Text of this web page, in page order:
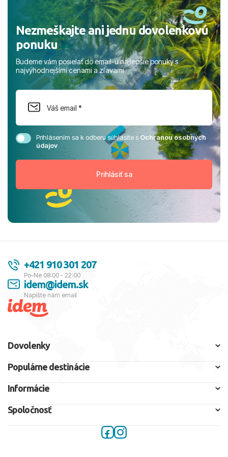
Nezmeškajte ani jednu dovolenkovú
ponuku
Budeme vám posielať do email-u najlepšie ponuky s
najvýhodnejšími cenami a zľavami
Prihlásením sa k odberu súhlasíte sOchranou osobných
údajov
+421 910 301 207
Po-Ne 08:00 - 22:00
idem@idem.sk
Napíšte nám email
Dovolenky
Populárne destinácie
Informácie
Spoločnosť